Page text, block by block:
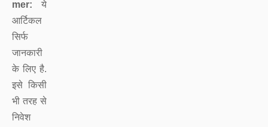
mer: ये
आर्टिकल
सिर्फ
जानकारी
के लिए है.
इसे किसी
भी तरह से
निवेश